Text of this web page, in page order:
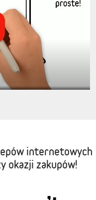
internetowych
okazji zakupów!